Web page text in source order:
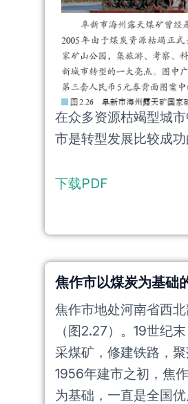
在众多资源枯竭型城
市是转型发展比较成功
下载PDF
焦作市以煤炭为基础
焦作市地处河南省西
（图2.27）。19世纪
采煤矿，修建铁路，
1956年建市之初，焦
为基础，一直是全国